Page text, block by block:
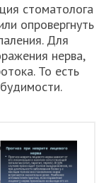
стоматолога
опровергнуть
Для
нерва,
То есть